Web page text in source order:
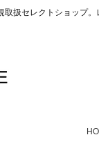
取扱セレクトショップ